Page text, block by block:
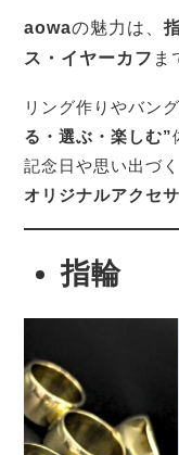
aowaの魅力は、
ス・イヤーカフ ま
リング作りやバン
る・選ぶ・楽しむ”
記念日や思い出づ
オリジナルアクセ
指輪